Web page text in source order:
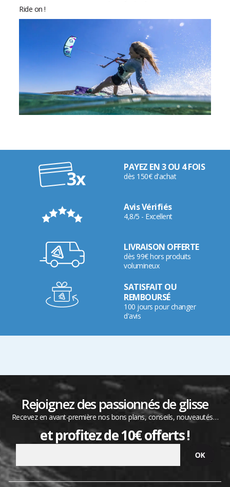
Ride on !
PAYEZ EN 3 OU 4 FOIS
dès 150€ d'achat
Avis Vérifiés
4,8/5 - Excellent
LIVRAISON OFFERTE
dès 99€ hors produits
volumineux
SATISFAIT OU
REMBOURSÉ
100 jours pour changer
d'avis
Rejoignez des passionnés de glisse
Recevez en avant-première nos bons plans, conseils, nouveautés…
et profitez de 10€ offerts !